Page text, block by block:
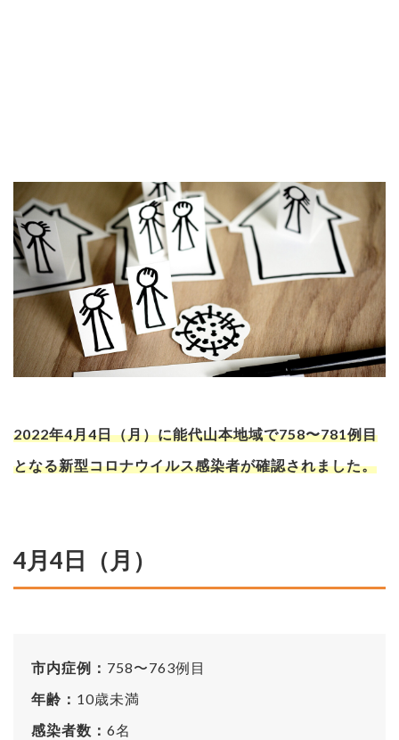
2022年4月4日（月）に能代山本地域で758〜781例目
となる新型コロナウイルス感染者が確認されました。
4月4日（月）
市内症例： 758〜763例目
年齢： 10歳未満
感染者数： 6名